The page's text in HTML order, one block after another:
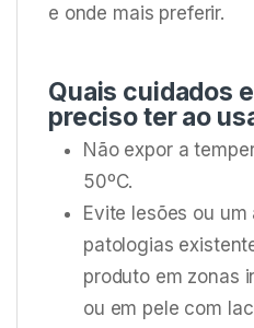
e onde mais preferir.
Quais cuidados
preciso ter ao
Não expor a
50ºC.
Evite lesões ou
patologias
produto em zonas
ou em pele com